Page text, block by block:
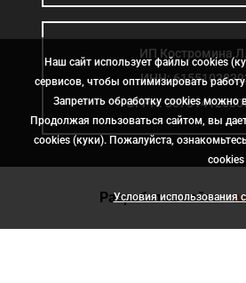
ИП Костромина
ИНН:
ОГРН:
Разработка сайта-
Наш сайт использует файлы cookies
сервисов, чтобы оптимизировать
Запретить обработку cookies можно
Продолжая пользоваться сайтом, вы
cookies (куки). Пожалуйста,
сookies
Условия использования